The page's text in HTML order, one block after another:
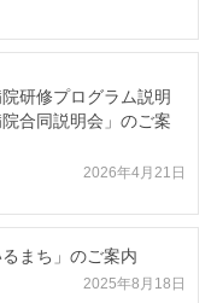
研修プログラム説明
合同説明会」のご案
2026年4月21日
まち」のご案内
2025年8月18日